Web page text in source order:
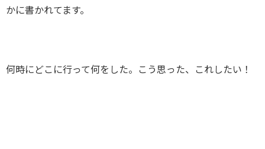
かに書かれてます。
何時にどこに行って何をした。こう思った、これしたい！